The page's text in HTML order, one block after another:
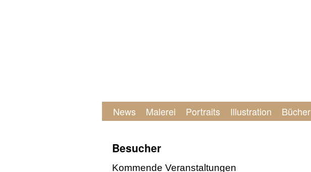
News Malerei Portraits Illustration Bücher
Besucher
Kommende Veranstaltungen